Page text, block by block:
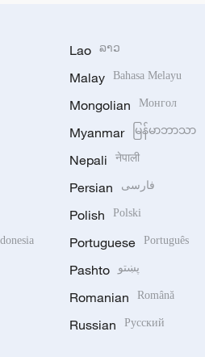
Lao ລາວ
Malay Bahasa Melayu
Mongolian Монгол
Myanmar မြန်မာဘာသာ
Nepali नेपाली
Persian فارسی
Polish Polski
Portuguese Português
Pashto پښتو
Romanian Română
Russian Русский